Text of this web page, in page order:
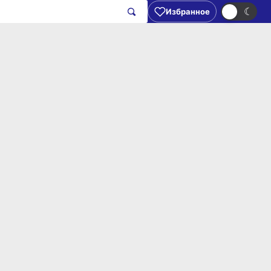
Избранное ☀ ☾